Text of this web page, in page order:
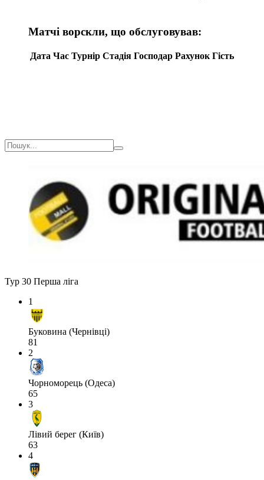
Матчі ворскли, що обслуговував:
Дата Час Турнір Стадія Господар Рахунок Гість
Тур 30 Перша ліга
1
Буковина (Чернівці)
81
2
Чорноморець (Одеса)
65
3
Лівий берег (Київ)
63
4